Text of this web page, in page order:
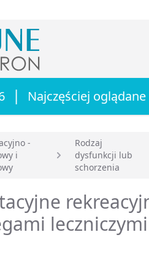
| Najczęściej oglądane
-
i
Rodzaj
dysfunkcji lub
schorzenia